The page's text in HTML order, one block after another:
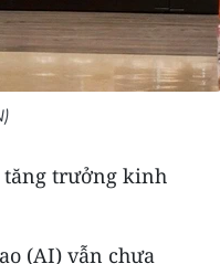
tăng trưởng kinh
(AI) vẫn chưa